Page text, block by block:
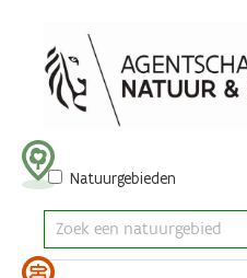
Acties
Natuurgebieden